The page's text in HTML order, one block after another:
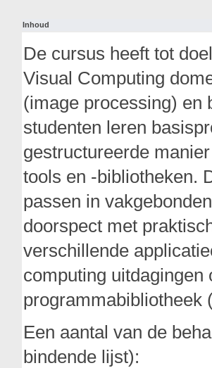
Inhoud
De cursus heeft tot
Visual Computing
(image processing) en
studenten leren
gestructureerde
tools en -bibliotheken.
passen in
doorspect met
verschillende
computing
programmabibliotheek
Een aantal van de
bindende lijst):